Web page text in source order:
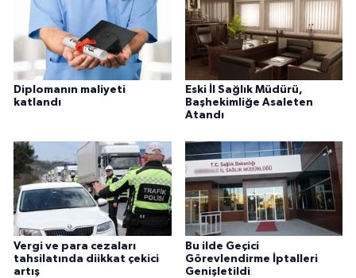
Diplomanın maliyeti
katlandı
Eski İl Sağlık Müdürü,
Başhekimliğe Asaleten
Atandı
Vergi ve para cezaları
tahsilatında diikkat çekici
artış
Bu ilde Geçici
Görevlendirme İptalleri
Genişletildi